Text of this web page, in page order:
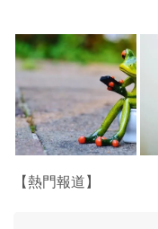
【熱門報道】